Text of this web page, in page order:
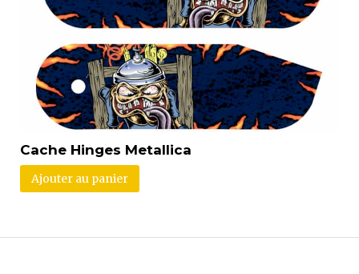
Cache Hinges Metallica
Ajouter au panier